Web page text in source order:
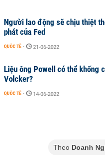
Người lao động sẽ chịu thiệt
phát của Fed
QUỐC TẾ - 21-06-2022
Liệu ông Powell có thể khống
Volcker?
QUỐC TẾ - 14-06-2022
Theo Doanh